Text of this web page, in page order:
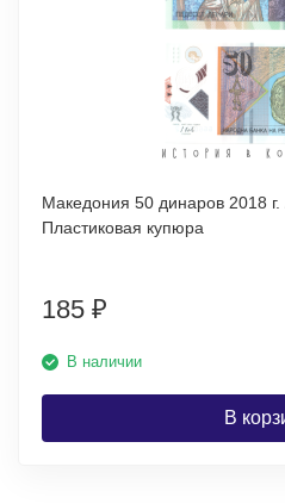
Македония 50 динаров 2018
Пластиковая купюра
185 ₽
В наличии
В